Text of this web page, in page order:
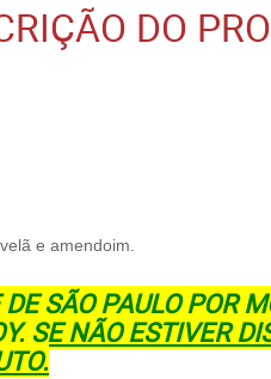
DO
e amendoim.
SÃO PAULO POR
SE NÃO ESTIVER